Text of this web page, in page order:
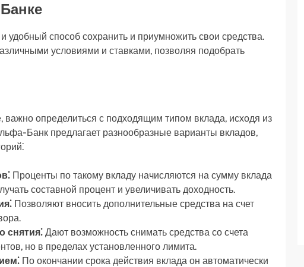
способ сохранить и приумножить свои средства.
условиями и ставками, позволяя подобрать
определиться с подходящим типом вклада, исходя из
Банк предлагает разнообразные варианты вкладов,
Проценты по такому вкладу начисляются на сумму вклада
составной процент и увеличивать доходность.
Позволяют вносить дополнительные средства на счет
снятия⁚ Дают возможность снимать средства со счета
но в пределах установленного лимита.
По окончании срока действия вклада он автоматически